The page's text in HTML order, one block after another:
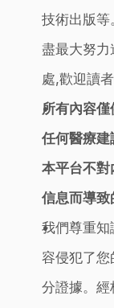
技術出版
盡最大努力
處,歡迎讀者
所有內容
任何醫療建
本平台不
信息而導致
我們尊重
容侵犯了
分證據。經